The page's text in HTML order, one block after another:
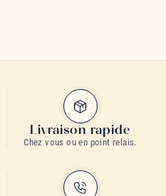
Livraison rapide
Chez vous ou en point relais.